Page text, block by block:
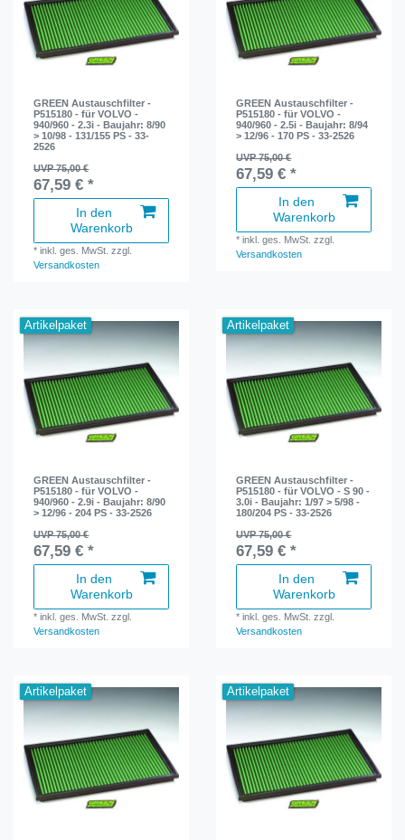
GREEN Austauschfilter -
P515180 - für VOLVO -
940/960 - 2.3i - Baujahr: 8/90
> 10/98 - 131/155 PS - 33-
2526
UVP 75,00 €
67,59 € *
In den
Warenkorb
*inkl. ges. MwSt. zzgl.
Versandkosten
GREEN Austauschfilter -
P515180 - für VOLVO -
940/960 - 2.5i - Baujahr: 8/94
> 12/96 - 170 PS - 33-2526
UVP 75,00 €
67,59 € *
In den
Warenkorb
*inkl. ges. MwSt. zzgl.
Versandkosten
Artikelpaket
GREEN Austauschfilter -
P515180 - für VOLVO -
940/960 - 2.9i - Baujahr: 8/90
> 12/96 - 204 PS - 33-2526
UVP 75,00 €
67,59 € *
In den
Warenkorb
*inkl. ges. MwSt. zzgl.
Versandkosten
Artikelpaket
GREEN Austauschfilter -
P515180 - für VOLVO - S 90 -
3.0i - Baujahr: 1/97 > 5/98 -
180/204 PS - 33-2526
UVP 75,00 €
67,59 € *
In den
Warenkorb
*inkl. ges. MwSt. zzgl.
Versandkosten
Artikelpaket Artikelpaket